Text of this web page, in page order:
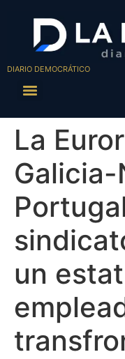
DIARIO DEMOCRÁTICO
La
un